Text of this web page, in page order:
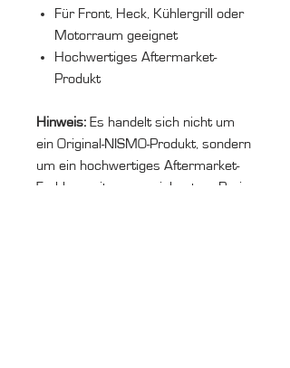
Für Front, Heck, Kühlergrill oder
Motorraum geeignet
Hochwertiges Aftermarket-
Produkt
Hinweis: Es handelt sich nicht um
ein Original-NISMO-Produkt, sondern
um ein hochwertiges Aftermarket-
Emblem mit ausgezeichnetem Preis-